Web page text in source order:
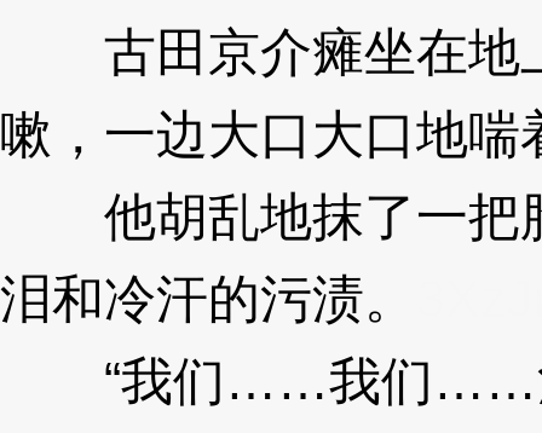
古田京介瘫坐在地
嗽，一边大口大口地喘
他胡乱地抹了一把
泪和冷汗的污渍。
“我们……我们……活